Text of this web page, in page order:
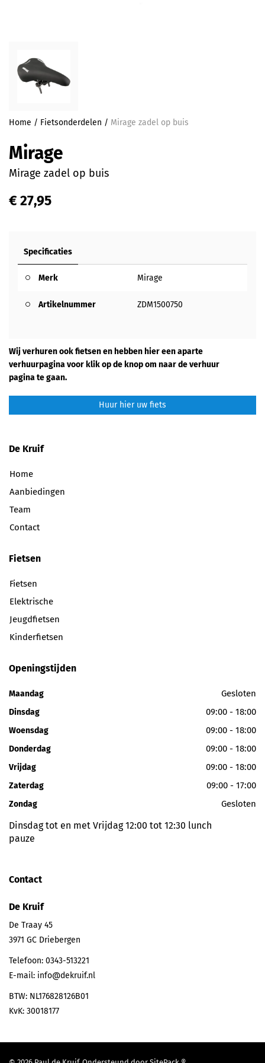
Home / Fietsonderdelen / Mirage zadel op buis
Mirage
Mirage zadel op buis
€ 27,95
Specificaties
Merk Mirage
Artikelnummer ZDM1500750
Wij verhuren ook fietsen en hebben hier een aparte
verhuurpagina voor klik op de knop om naar de verhuur
pagina te gaan.
Huur hier uw fiets
De Kruif
Home
Aanbiedingen
Team
Contact
Fietsen
Fietsen
Elektrische
Jeugdfietsen
Kinderfietsen
Openingstijden
Maandag Gesloten
Dinsdag 09:00 - 18:00
Woensdag 09:00 - 18:00
Donderdag 09:00 - 18:00
Vrijdag 09:00 - 18:00
Zaterdag 09:00 - 17:00
Zondag Gesloten
Dinsdag tot en met Vrijdag 12:00 tot 12:30 lunch
pauze
Contact
De Kruif
De Traay 45
3971 GC Driebergen
Telefoon: 0343-513221
E-mail: info@dekruif.nl
BTW: NL176828126B01
KvK: 30018177